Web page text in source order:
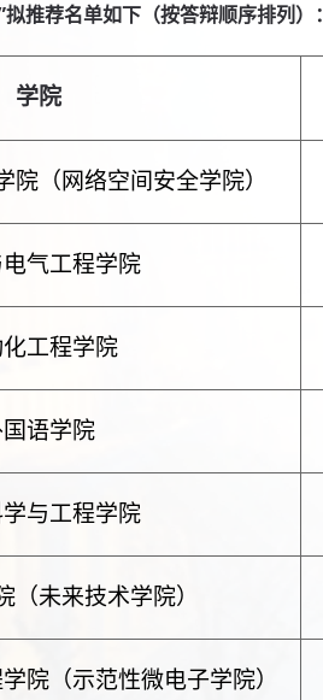
推荐名单如下（按答辩顺序排列）：
学院
院（网络空间安全学院）
气工程学院
化工程学院
国语学院
与工程学院
（未来技术学院）
院（示范性微电子学院）